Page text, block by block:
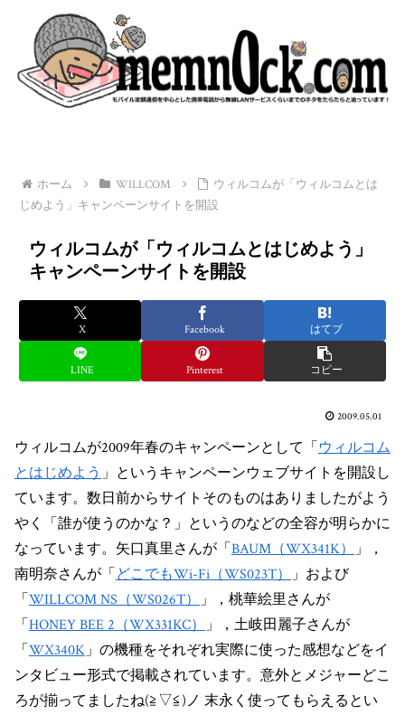
ホーム WILLCOM
ウィルコムが「ウィルコムとは
じめよう」キャンペーンサイトを開設
ウィルコムが「ウィルコムとはじめよう」
キャンペーンサイトを開設
X Facebook はてブ
LINE Pinterest コピー
2009.05.01
ウィルコムが2009年春のキャンペーンとして「ウィルコム
とはじめよう 」というキャンペーンウェブサイトを開設し
ています。数日前からサイトそのものはありましたがよう
やく「誰が使うのかな？」というのなどの全容が明らかに
なっています。矢口真里さんが「BAUM（WX341K） 」，
南明奈さんが「どこでもWi-Fi（WS023T） 」および
「WILLCOM NS（WS026T） 」，桃華絵里さんが
「HONEY BEE 2（WX331KC） 」，土岐田麗子さんが
「WX340K」の機種をそれぞれ実際に使った感想などをイ
ンタビュー形式で掲載されています。意外とメジャーどこ
ろが揃ってましたね(≧▽≦)ノ 末永く使ってもらえるとい